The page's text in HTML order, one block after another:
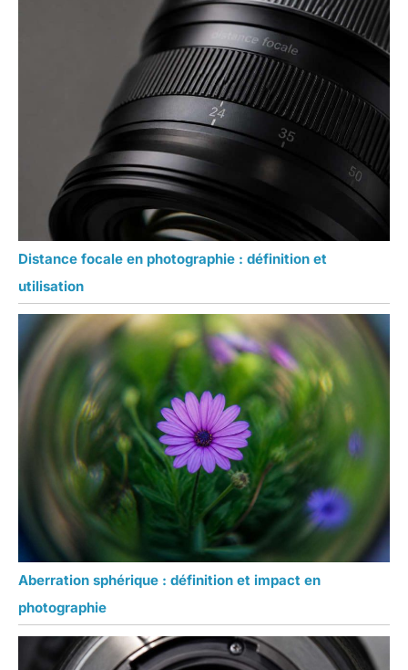
Distance focale en photographie : définition et
utilisation
Aberration sphérique : définition et impact en
photographie